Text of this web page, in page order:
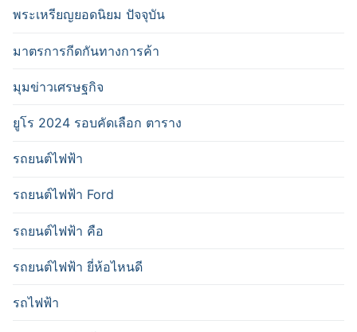
พระเหรียญยอดนิยม ปัจจุบัน
มาตรการกีดกันทางการค้า
มุมข่าวเศรษฐกิจ
ยูโร 2024 รอบคัดเลือก ตาราง
รถยนต์ไฟฟ้า
รถยนต์ไฟฟ้า Ford
รถยนต์ไฟฟ้า คือ
รถยนต์ไฟฟ้า ยี่ห้อไหนดี
รถไฟฟ้า